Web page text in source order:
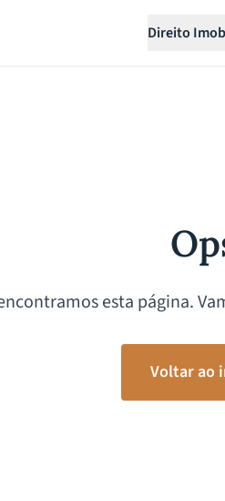
Direito
esta página.
Voltar ao